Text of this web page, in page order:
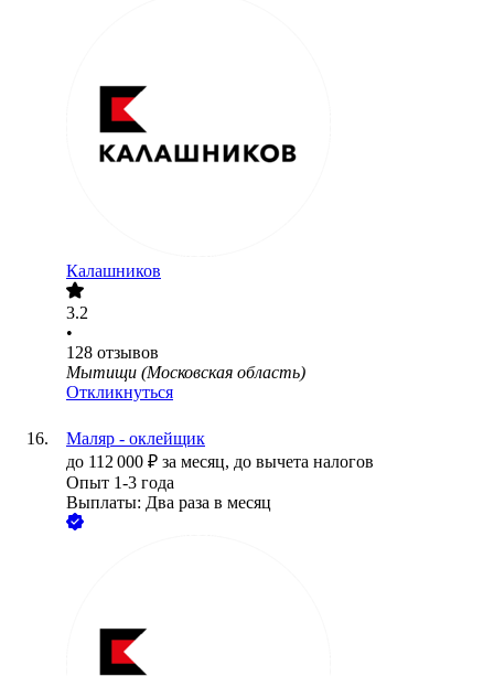
Калашников
3.2
•
128 отзывов
Мытищи (Московская область)
Откликнуться
Маляр - оклейщик
до 112 000 ₽ за месяц, до вычета налогов
Опыт 1-3 года
Выплаты: Два раза в месяц